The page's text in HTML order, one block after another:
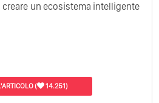
creare un ecosistema intelligente
( 14.251)